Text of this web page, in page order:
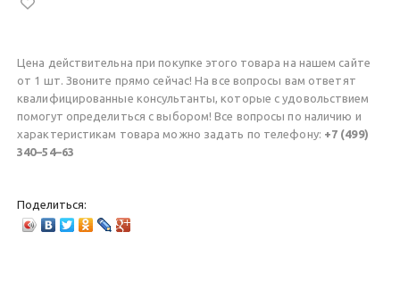
Цена действительна при покупке этого товара на нашем сайте
от 1 шт. Звоните прямо сейчас! На все вопросы вам ответят
квалифицированные консультанты, которые с удовольствием
помогут определиться с выбором! Все вопросы по наличию и
характеристикам товара можно задать по телефону: +7 (499)
340–54–63
Поделиться: